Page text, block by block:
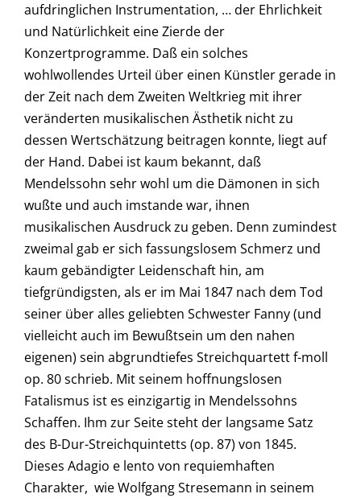
aufdringlichen Instrumentation, … der Ehrlichkeit
und Natürlichkeit eine Zierde der
Konzertprogramme. Daß ein solches
wohlwollendes Urteil über einen Künstler gerade in
der Zeit nach dem Zweiten Weltkrieg mit ihrer
veränderten musikalischen Ästhetik nicht zu
dessen Wertschätzung beitragen konnte, liegt auf
der Hand. Dabei ist kaum bekannt, daß
Mendelssohn sehr wohl um die Dämonen in sich
wußte und auch imstande war, ihnen
musikalischen Ausdruck zu geben. Denn zumindest
zweimal gab er sich fassungslosem Schmerz und
kaum gebändigter Leidenschaft hin, am
tiefgründigsten, als er im Mai 1847 nach dem Tod
seiner über alles geliebten Schwester Fanny (und
vielleicht auch im Bewußtsein um den nahen
eigenen) sein abgrundtiefes Streichquartett f-moll
op. 80 schrieb. Mit seinem hoffnungslosen
Fatalismus ist es einzigartig in Mendelssohns
Schaffen. Ihm zur Seite steht der langsame Satz
des B-Dur-Streichquintetts (op. 87) von 1845.
Dieses Adagio e lento von requiemhaften
Charakter, wie Wolfgang Stresemann in seinem